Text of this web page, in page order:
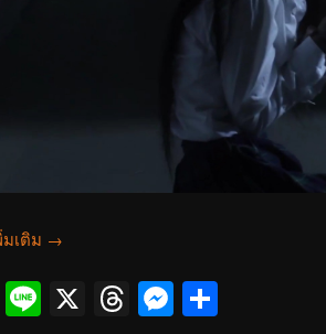
เติม →
Facebook
Line
X Threads
Messenger